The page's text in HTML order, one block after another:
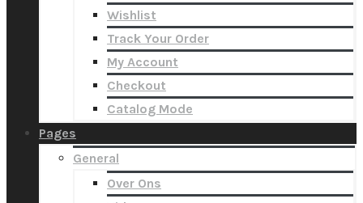
Wishlist
Track Your Order
My Account
Checkout
Catalog Mode
Pages
General
Over Ons